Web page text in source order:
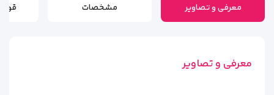
معرفی و تصاویر مشخصات
معرفی و تصاویر